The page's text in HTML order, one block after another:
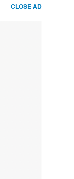
CLOSE AD